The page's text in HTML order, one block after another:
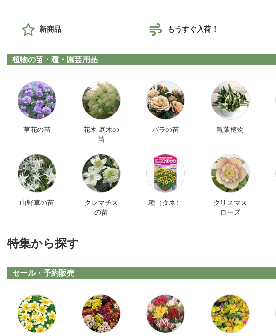
新商品 もうすぐ入荷！
植物の苗・種・園芸用品
草花の苗
花木 庭木の
苗
バラの苗 観葉植物
山野草の苗
クレマチス
の苗
種（タネ）
クリスマス
ローズ
特集から探す
セール・予約販売